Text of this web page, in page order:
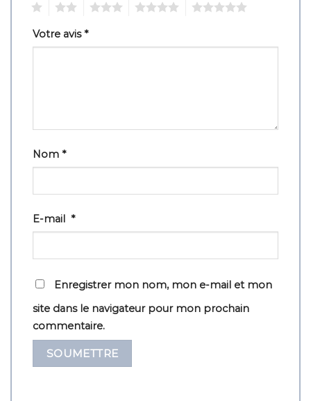
Votre avis*
Nom *
E-mail *
Enregistrer mon nom, mon e-mail et mon
site dans le navigateur pour mon prochain
commentaire.